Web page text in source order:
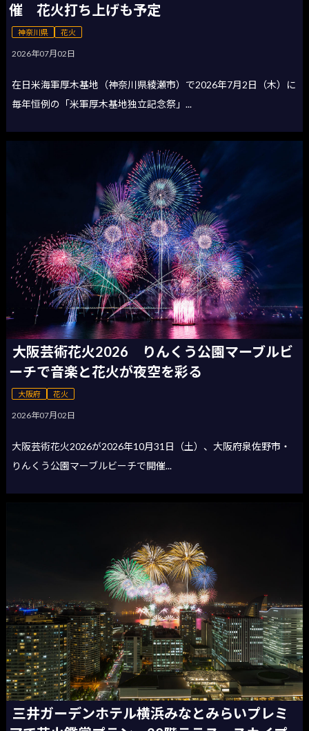
催 花火打ち上げも予定
神奈川県 花火
2026年07月02日
在日米海軍厚木基地（神奈川県綾瀬市）で2026年7月2日（木）に
毎年恒例の「米軍厚木基地独立記念祭」...
大阪芸術花火2026 りんくう公園マーブルビ
ーチで音楽と花火が夜空を彩る
大阪府 花火
2026年07月02日
大阪芸術花火2026が2026年10月31日（土）、大阪府泉佐野市・
りんくう公園マーブルビーチで開催...
三井ガーデンホテル横浜みなとみらいプレミ